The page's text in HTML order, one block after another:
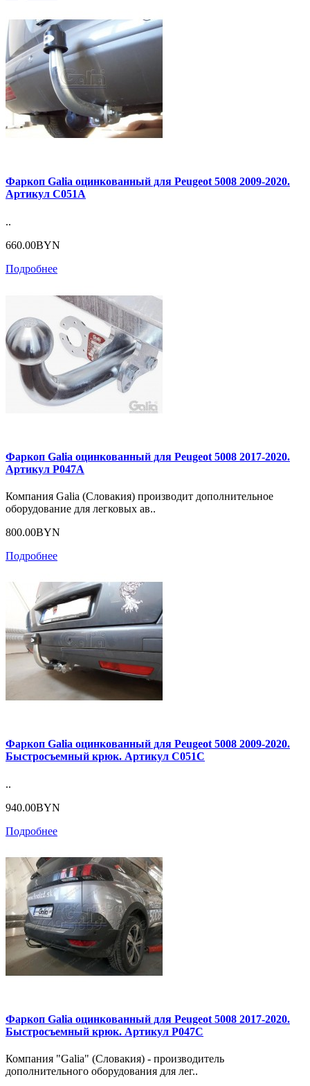
Фаркоп Galia оцинкованный для Peugeot 5008 2009-2020.
Артикул C051A
..
660.00BYN
Подробнее
Фаркоп Galia оцинкованный для Peugeot 5008 2017-2020.
Артикул P047A
Компания Galia (Словакия) производит дополнительное
оборудование для легковых ав..
800.00BYN
Подробнее
Фаркоп Galia оцинкованный для Peugeot 5008 2009-2020.
Быстросъемный крюк. Артикул C051C
..
940.00BYN
Подробнее
Фаркоп Galia оцинкованный для Peugeot 5008 2017-2020.
Быстросъемный крюк. Артикул P047C
Компания "Galia" (Словакия) - производитель
дополнительного оборудования для лег..